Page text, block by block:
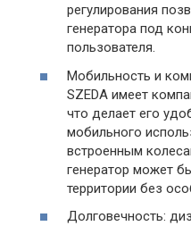
регулирования
генератора под
пользователя.
Мобильность и
SZEDA имеет
что делает его
мобильного
встроенным
генератор может
территории без
Долговечность: